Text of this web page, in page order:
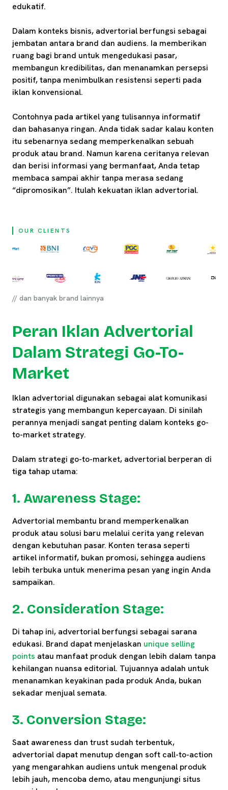
edukatif.
Dalam konteks bisnis, advertorial berfungsi sebagai
jembatan antara brand dan audiens. Ia memberikan
ruang bagi brand untuk mengedukasi pasar,
membangun kredibilitas, dan menanamkan persepsi
positif, tanpa menimbulkan resistensi seperti pada
iklan konvensional.
Contohnya pada artikel yang tulisannya informatif
dan bahasanya ringan. Anda tidak sadar kalau konten
itu sebenarnya sedang memperkenalkan sebuah
produk atau brand. Namun karena ceritanya relevan
dan berisi informasi yang bermanfaat, Anda tetap
membaca sampai akhir tanpa merasa sedang
“dipromosikan”. Itulah kekuatan iklan advertorial.
OUR CLIENTS
// dan banyak brand lainnya
Peran Iklan Advertorial
Dalam Strategi Go-To-
Market
Iklan advertorial digunakan sebagai alat komunikasi
strategis yang membangun kepercayaan. Di sinilah
perannya menjadi sangat penting dalam konteks go-
to-market strategy.
Dalam strategi go-to-market, advertorial berperan di
tiga tahap utama:
1. Awareness Stage:
Advertorial membantu brand memperkenalkan
produk atau solusi baru melalui cerita yang relevan
dengan kebutuhan pasar. Konten terasa seperti
artikel informatif, bukan promosi, sehingga audiens
lebih terbuka untuk menerima pesan yang ingin Anda
sampaikan.
2. Consideration Stage:
Di tahap ini, advertorial berfungsi sebagai sarana
edukasi. Brand dapat menjelaskan unique selling
points atau manfaat produk dengan lebih dalam tanpa
kehilangan nuansa editorial. Tujuannya adalah untuk
menanamkan keyakinan pada produk Anda, bukan
sekadar menjual semata.
3. Conversion Stage:
Saat awareness dan trust sudah terbentuk,
advertorial dapat menutup dengan soft call-to-action
yang mengarahkan audiens untuk mengenal produk
lebih jauh, mencoba demo, atau mengunjungi situs